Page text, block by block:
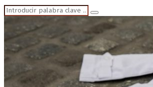
Search
for:
Search